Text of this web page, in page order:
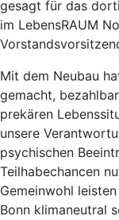
gesagt für das
im LebensRAUM
Mit dem Neubau
gemacht,
prekären
unsere
psychischen
Teilhabechancen
Gemeinwohl
Bonn klimaneutral